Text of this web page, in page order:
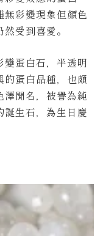
彩變現象但顏色
受到喜愛。
蛋白石，半透明
蛋白品種，也頗
聞名，被譽為純
生石，為生日慶